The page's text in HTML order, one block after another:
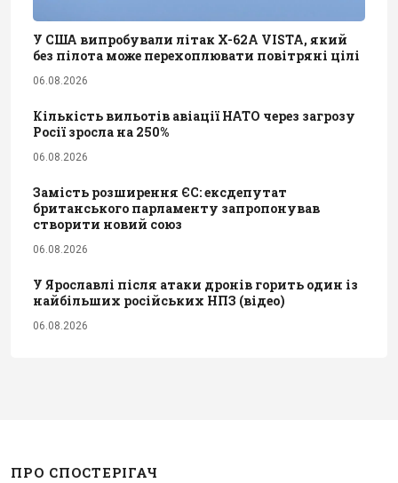
У США випробували літак X-62A VISTA, який
без пілота може перехоплювати повітряні цілі
06.08.2026
Кількість вильотів авіації НАТО через загрозу
Росії зросла на 250%
06.08.2026
Замість розширення ЄС: ексдепутат
британського парламенту запропонував
створити новий союз
06.08.2026
У Ярославлі після атаки дронів горить один із
найбільших російських НПЗ (відео)
06.08.2026
ПРО СПОСТЕРІГАЧ